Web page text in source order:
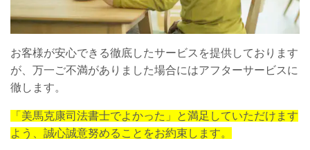
お客様が安心できる徹底したサービスを提供しております
が、万一ご不満がありました場合にはアフターサービスに
徹します。
「美馬克康司法書士でよかった」と満足していただけます
よう、誠心誠意努めることをお約束します。